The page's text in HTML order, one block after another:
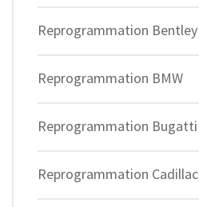
Reprogrammation Bentley
Reprogrammation BMW
Reprogrammation Bugatti
Reprogrammation Cadillac